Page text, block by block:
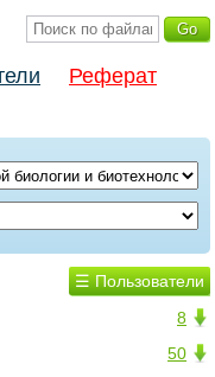
Реферат
☰ Пользователи
8
50